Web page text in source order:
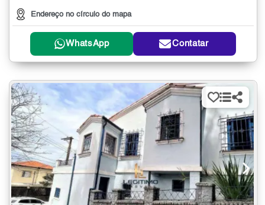
Endereço no círculo do mapa
WhatsApp Contatar